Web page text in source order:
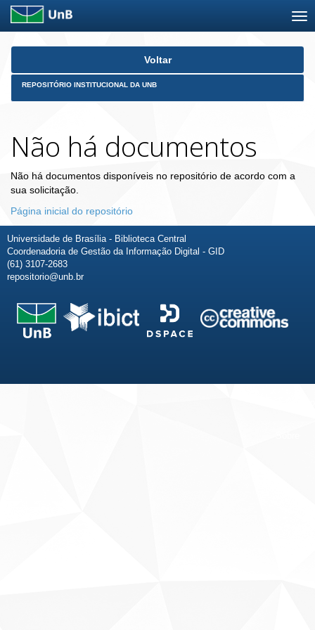
Skip
Voltar
REPOSITÓRIO INSTITUCIONAL DA UNB
Não há documentos
Não há documentos disponíveis no repositório de acordo com a
sua solicitação.
Página inicial do repositório
Universidade de Brasília - Biblioteca Central
Coordenadoria de Gestão da Informação Digital - GID
(61) 3107-2683
repositorio@unb.br